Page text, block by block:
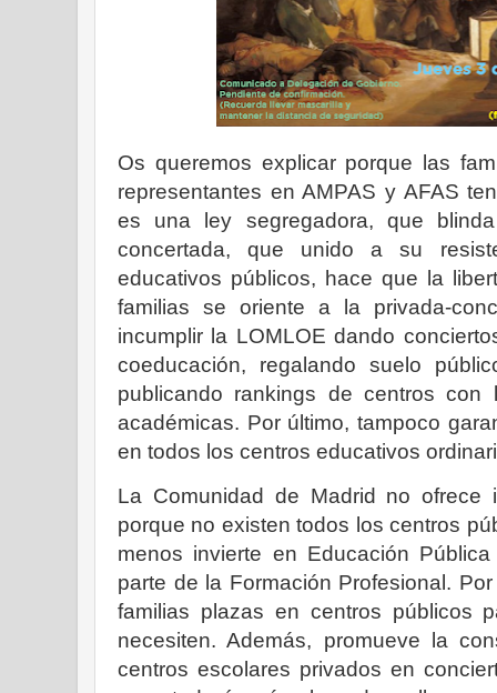
Os queremos explicar porque las
representantes en AMPAS y AFAS
es una ley segregadora, que
concertada, que unido a su
educativos públicos, hace que la
familias se oriente a la privada-
incumplir la LOMLOE dando
coeducación, regalando suelo
publicando rankings de centros con
académicas. Por último, tampoco
en todos los centros educativos
La Comunidad de Madrid no ofrece
porque no existen todos los centros
menos invierte en Educación
parte de la Formación Profesional.
familias plazas en centros públicos
necesiten. Además, promueve la
centros escolares privados en